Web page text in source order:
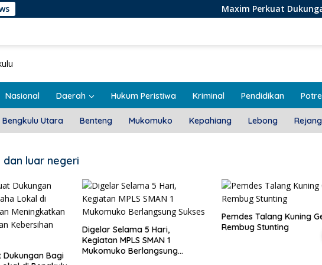
Maxim Perkuat Dukungan Bagi
Nasional Daerah Hukum Peristiwa Kriminal Pendidikan
Bengkulu Utara Benteng Mukomuko Kepahiang Lebong
luar negeri
5 Hari,
1
Pemdes Talang Kuning Gelar
Rembug Stunting